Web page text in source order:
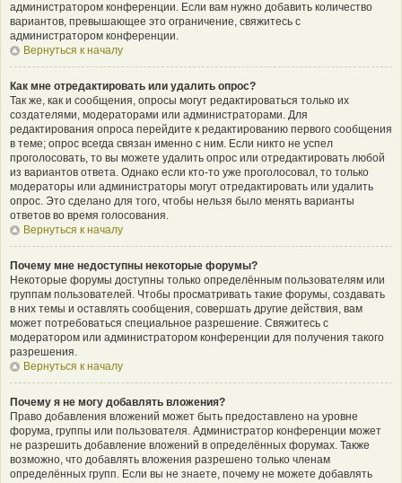
администратором конференции. Если вам нужно добавить количество
вариантов, превышающее это ограничение, свяжитесь с
администратором конференции.
Вернуться к началу
Как мне отредактировать или удалить опрос?
Так же, как и сообщения, опросы могут редактироваться только их
создателями, модераторами или администраторами. Для
редактирования опроса перейдите к редактированию первого сообщения
в теме; опрос всегда связан именно с ним. Если никто не успел
проголосовать, то вы можете удалить опрос или отредактировать любой
из вариантов ответа. Однако если кто-то уже проголосовал, то только
модераторы или администраторы могут отредактировать или удалить
опрос. Это сделано для того, чтобы нельзя было менять варианты
ответов во время голосования.
Вернуться к началу
Почему мне недоступны некоторые форумы?
Некоторые форумы доступны только определённым пользователям или
группам пользователей. Чтобы просматривать такие форумы, создавать
в них темы и оставлять сообщения, совершать другие действия, вам
может потребоваться специальное разрешение. Свяжитесь с
модератором или администратором конференции для получения такого
разрешения.
Вернуться к началу
Почему я не могу добавлять вложения?
Право добавления вложений может быть предоставлено на уровне
форума, группы или пользователя. Администратор конференции может
не разрешить добавление вложений в определённых форумах. Также
возможно, что добавлять вложения разрешено только членам
определённых групп. Если вы не знаете, почему не можете добавлять